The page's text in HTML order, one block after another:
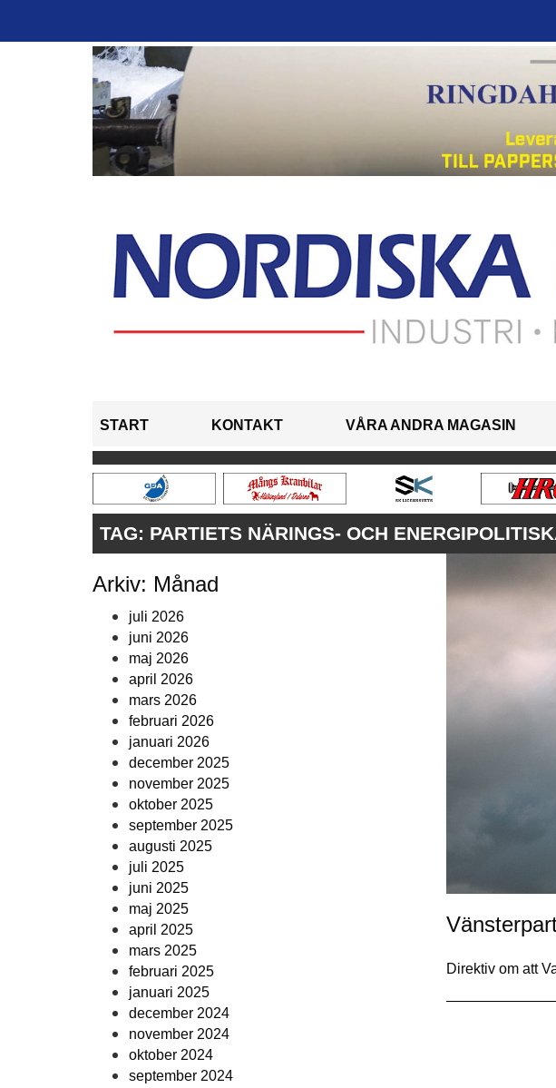
START KONTAKT VÅRA ANDRA MAGASIN
TAG: PARTIETS NÄRINGS- OCH
Arkiv: Månad
juli 2026
juni 2026
maj 2026
april 2026
mars 2026
februari 2026
januari 2026
december 2025
november 2025
oktober 2025
september 2025
augusti 2025
juli 2025
juni 2025
maj 2025
april 2025
mars 2025
februari 2025
januari 2025
december 2024
november 2024
oktober 2024
september 2024
Direktiv om att